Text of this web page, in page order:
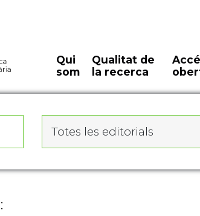
Qui
som
Qualitat de
la recerca
Totes les editorials